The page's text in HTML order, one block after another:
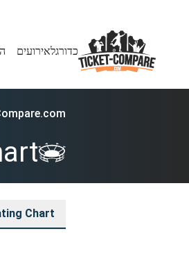
כדורגלאירועים
Chart